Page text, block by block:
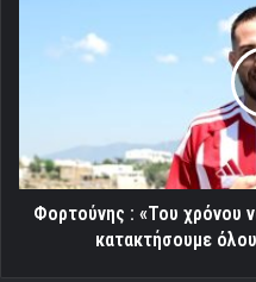
δυνατοί
και
να
κατακτήσουμε
Φορτούνης : «Του χρόνου
κατακτήσουμε